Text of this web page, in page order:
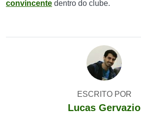
convincente dentro do clube.
ESCRITO POR
Lucas Gervazio